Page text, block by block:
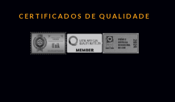
CERTIFICADOS DE QUALIDADE